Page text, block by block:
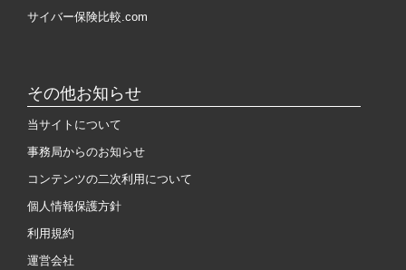
サイバー保険比較.com
その他お知らせ
当サイトについて
事務局からのお知らせ
コンテンツの二次利用について
個人情報保護方針
利用規約
運営会社